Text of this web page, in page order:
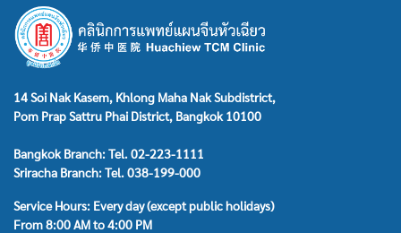
14 Soi Nak Kasem, Khlong Maha Nak Subdistrict,
Pom Prap Sattru Phai District, Bangkok 10100
Bangkok Branch: Tel. 02-223-1111
Sriracha Branch: Tel. 038-199-000
Service Hours: Every day (except public holidays)
From 8:00 AM to 4:00 PM